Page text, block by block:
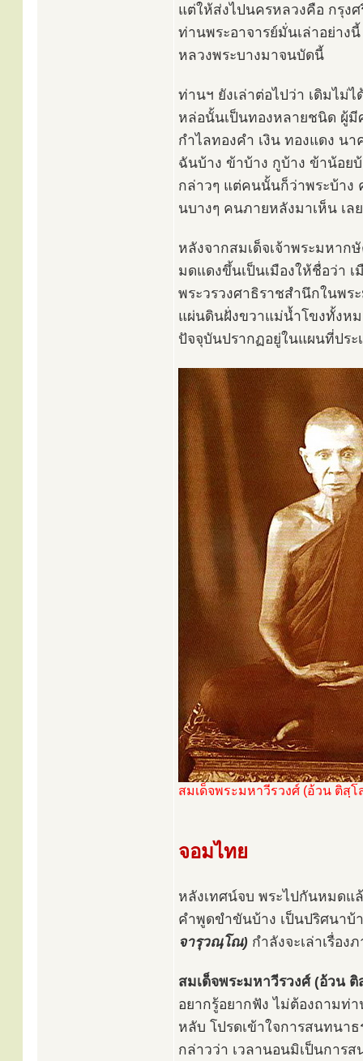
แต่ให้ส่งไปนครหลวงคือ กรุง
ท่านพระอาจารย์มั่นเล่าอย่าง
หลวงพระบางมาจนบัดนี้
ท่านฯ ยังเล่าต่อไปว่า เดิมไม่ไ
หล่อนั้นเป็นทองหลายชนิด ผู้
กำไลทองคำ เงิน ทองแดง น
ฉันบ้าง ข้าบ้าง กูบ้าง ข้าน้อย
กล่าวๆ แต่คนนั้นก็ว่าพระบ้าง
นบางๆ คนภายหลังมาเห็น เล
หลังจากสมเด็จเจ้าพระมหาก
มดแดงขึ้นเป็นเมืองให้ชื่อว่า เ
พระวรวงศาธิราชสำนึกในพ
แผ่นดินฝั่งขวาแม่น้ำโขงทั้งห
ปัจจุบันปรากฏอยู่ในแผนที่ปร
สมเด็จพระมหาวีรวงศ์ (อ้วน ติสฺโ
จอมไทย
หลังเทศน์จบ พระไปกันหมดแ
คำพูดขำขันบ้าง เป็นปริศนาบ้
จารุวณฺโณ) กำลังจะเล่าเรื่อง
สมเด็จพระมหาวีรวงศ์ (อ้วน ติ
อยากรู้อยากฟัง ไม่ต้องถามท่
หลับ โปรดเข้าใจการสนทนา
กล่าวว่า เวลานอนมิเป็นการ